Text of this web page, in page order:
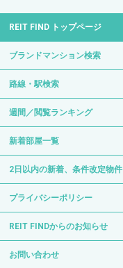
REIT FIND トップページ
ブランドマンション検索
路線・駅検索
週間／閲覧ランキング
新着部屋一覧
2日以内の新着、条件改定物件
プライバシーポリシー
REIT FINDからのお知らせ
お問い合わせ